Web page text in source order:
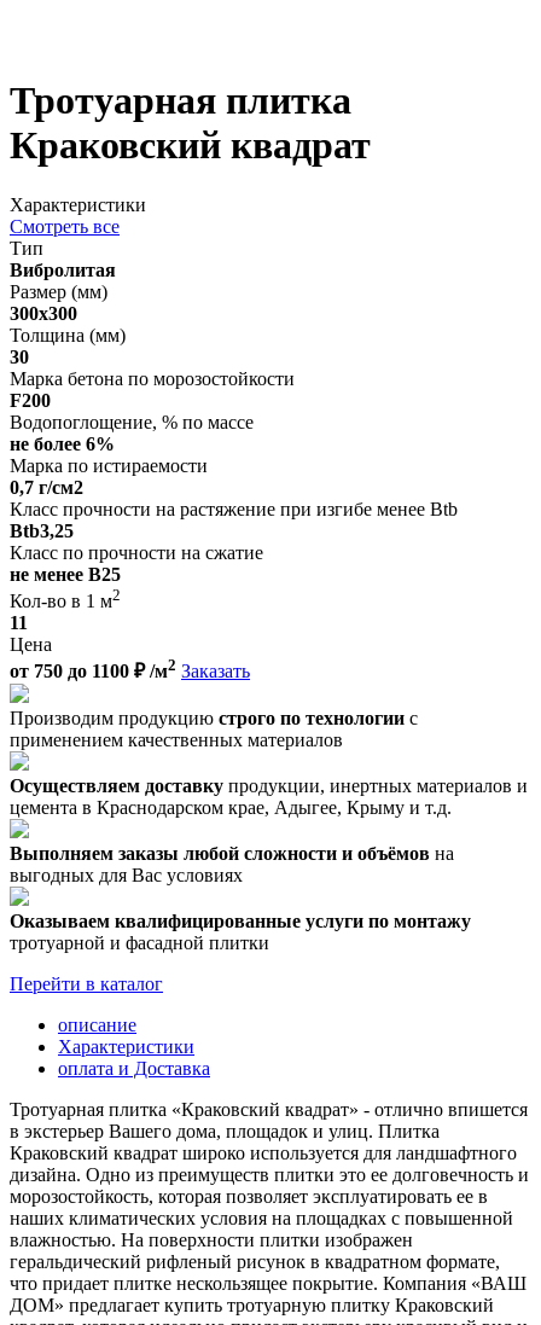
Тротуарная плитка
Краковский квадрат
Характеристики
Смотреть все
Тип
Вибролитая
Размер (мм)
300х300
Толщина (мм)
30
Марка бетона по морозостойкости
F200
Водопоглощение, % по массе
не более 6%
Марка по истираемости
0,7 г/см2
Класс прочности на растяжение при изгибе менее Btb
Вtb3,25
Класс по прочности на сжатие
не менее В25
Кол-во в 1 м2
11
Цена
от 750 до 1100 ₽ /м2 Заказать
Производим продукцию строго по технологии с
применением качественных материалов
Осуществляем доставку продукции, инертных материалов и
цемента в Краснодарском крае, Адыгее, Крыму и т.д.
Выполняем заказы любой сложности и объёмов на
выгодных для Вас условиях
Оказываем квалифицированные услуги по монтажу
тротуарной и фасадной плитки
Перейти в каталог
описание
Характеристики
оплата и Доставка
Тротуарная плитка «Краковский квадрат» - отлично впишется
в экстерьер Вашего дома, площадок и улиц. Плитка
Краковский квадрат широко используется для ландшафтного
дизайна. Одно из преимуществ плитки это ее долговечность и
морозостойкость, которая позволяет эксплуатировать ее в
наших климатических условия на площадках с повышенной
влажностью. На поверхности плитки изображен
геральдический рифленый рисунок в квадратном формате,
что придает плитке нескользящее покрытие. Компания «ВАШ
ДОМ» предлагает купить тротуарную плитку Краковский